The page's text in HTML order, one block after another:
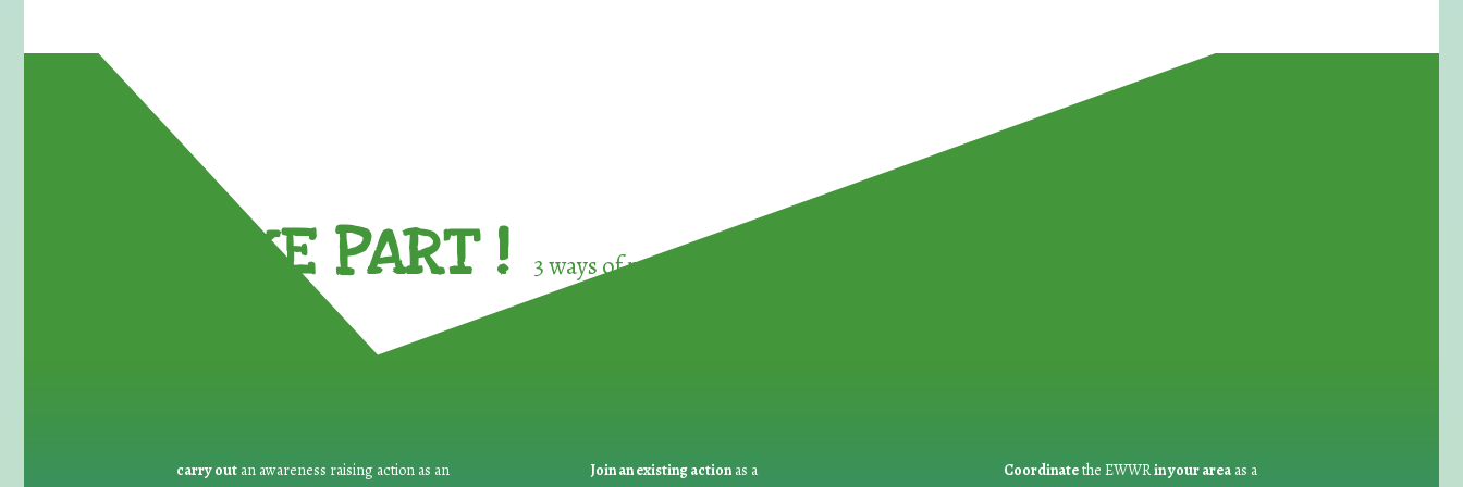
TAKE PART ! 3 ways of participating in the
carry out an awareness raising action as an Join an existing actionas a Coordinatethe EWWRin your areaas a